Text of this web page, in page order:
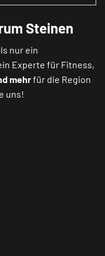
Steinen
nur ein
Experte für Fitness,
mehrfür die Region
uns!